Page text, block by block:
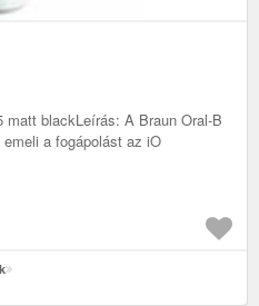
blackLeírás: A Braun Oral-B
a fogápolást az iO